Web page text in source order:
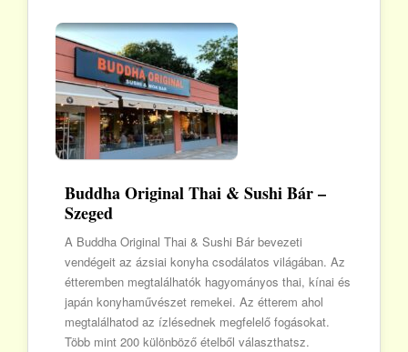
Buddha Original Thai & Sushi Bár –
Szeged
A Buddha Original Thai & Sushi Bár bevezeti
vendégeit az ázsiai konyha csodálatos világában. Az
étteremben megtalálhatók hagyományos thai, kínai és
japán konyhaművészet remekei. Az étterem ahol
megtalálhatod az ízlésednek megfelelő fogásokat.
Több mint 200 különböző ételből választhatsz.